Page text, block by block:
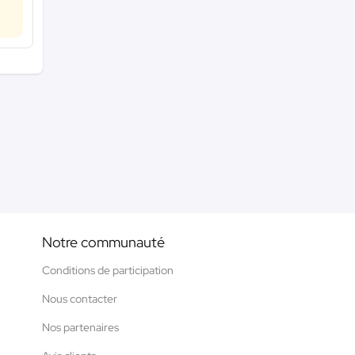
Notre communauté
Conditions de participation
Nous contacter
Nos partenaires